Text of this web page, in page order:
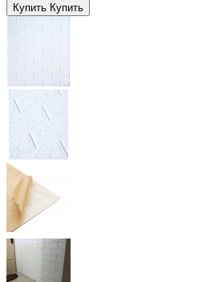
Купить Купить